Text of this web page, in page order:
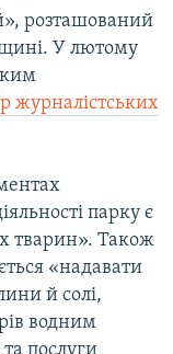
розташований
У лютому
журналістських
парку є
тварин». Також
«надавати
й солі,
водним